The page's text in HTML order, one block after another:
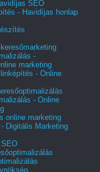
SEO
- Havidíjas honlap
-
marketing
- Online
- Online
online marketing
Digitális Marketing